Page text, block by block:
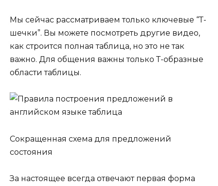
Мы сейчас рассматриваем только ключевые “Т-
шечки”. Вы можете посмотреть другие видео,
как строится полная таблица, но это не так
важно. Для общения важны только Т-образные
области таблицы.
Сокращенная схема для предложений
состояния
За настоящее всегда отвечают первая форма